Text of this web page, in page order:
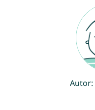
Autor: